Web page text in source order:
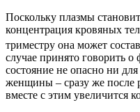
Поскольку плазмы
концентрация кровяных
триместру она может
случае принято говорить
состояние не опасно ни
женщины – сразу же после
вместе с этим увеличится